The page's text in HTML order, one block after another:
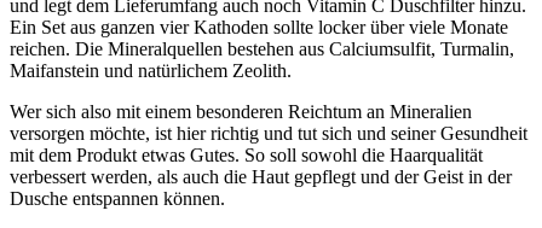
und legt dem Lieferumfang auch noch Vitamin C Duschfilter hinzu.
Ein Set aus ganzen vier Kathoden sollte locker über viele Monate
reichen. Die Mineralquellen bestehen aus Calciumsulfit, Turmalin,
Maifanstein und natürlichem Zeolith.
Wer sich also mit einem besonderen Reichtum an Mineralien
versorgen möchte, ist hier richtig und tut sich und seiner Gesundheit
mit dem Produkt etwas Gutes. So soll sowohl die Haarqualität
verbessert werden, als auch die Haut gepflegt und der Geist in der
Dusche entspannen können.